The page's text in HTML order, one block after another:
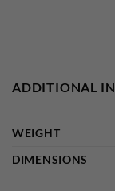
ADDITIONAL
WEIGHT
DIMENSIONS